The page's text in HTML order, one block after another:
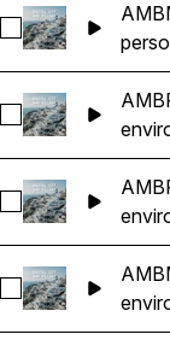
Sélectionnez
Sélectionnez
Sélectionnez
Sélectionnez